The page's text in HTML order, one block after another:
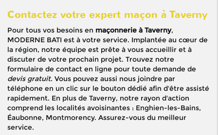
Contactez votre expert maçon à Taverny
Pour tous vos besoins en maçonnerie à Taverny,
MODERNE BATI est à votre service. Implantée au cœur de
la région, notre équipe est prête à vous accueillir et à
discuter de votre prochain projet. Trouvez notre
formulaire de contact en ligne pour toute demande de
devis gratuit. Vous pouvez aussi nous joindre par
téléphone en un clic sur le bouton dédié afin d'être assisté
rapidement. En plus de Taverny, notre rayon d'action
comprend les localités avoisinantes : Enghien-les-Bains,
Éaubonne, Montmorency. Assurez-vous du meilleur
service.